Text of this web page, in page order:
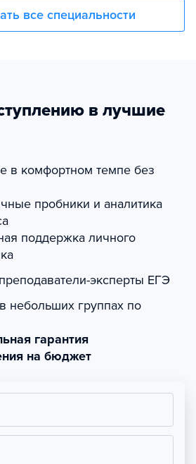
все специальности
в лучшие
в комфортном темпе без
пробники и аналитика
поддержка личного
эксперты ЕГЭ
небольших группах по
гарантия
на бюджет